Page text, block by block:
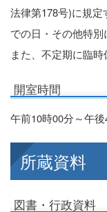
法律第178号)に規定
での日・その他特別
また、不定期に臨時
開室時間
午前10時00分～午
所蔵資料
図書・行政資料